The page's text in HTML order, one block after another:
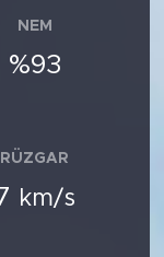
NEM
%93
RÜZGAR
km/s